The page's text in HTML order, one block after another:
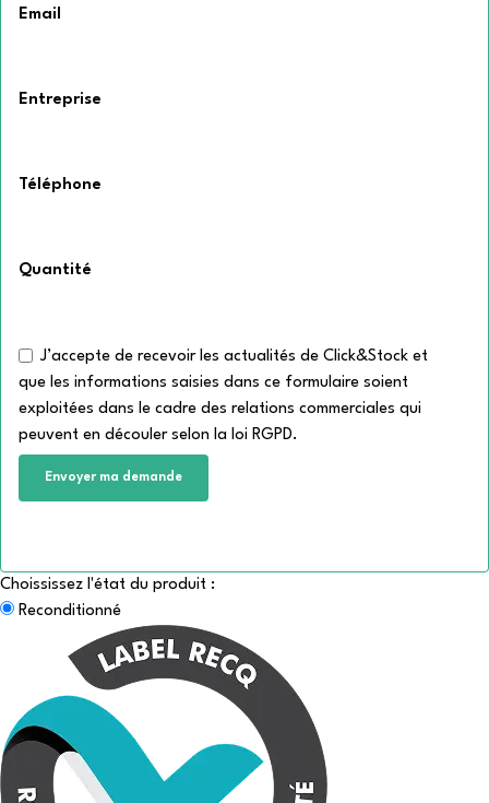
Email
Entreprise
Téléphone
Quantité
J’accepte de recevoir les actualités de Click&Stock et
que les informations saisies dans ce formulaire soient
exploitées dans le cadre des relations commerciales qui
peuvent en découler selon la loi RGPD.
Choississez l'état du produit :
Reconditionné